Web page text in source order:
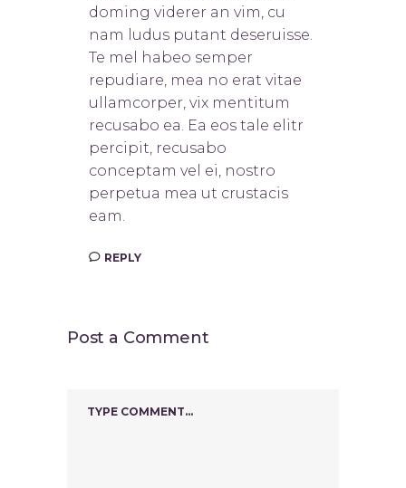
doming viderer an vim, cu
nam ludus putant deseruisse.
Te mel habeo semper
repudiare, mea no erat vitae
ullamcorper, vix mentitum
recusabo ea. Ea eos tale elitr
percipit, recusabo
conceptam vel ei, nostro
perpetua mea ut crustacis
eam.
REPLY
Post a Comment